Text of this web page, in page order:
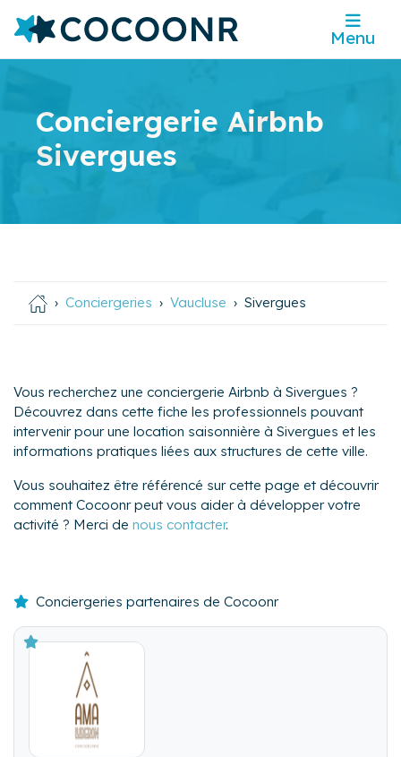
Menu
Conciergerie Airbnb
Sivergues
Conciergeries Vaucluse Sivergues
Vous recherchez une conciergerie Airbnb à Sivergues ?
Découvrez dans cette fiche les professionnels pouvant
intervenir pour une location saisonnière à Sivergues et les
informations pratiques liées aux structures de cette ville.
Vous souhaitez être référencé sur cette page et découvrir
comment Cocoonr peut vous aider à développer votre
activité ? Merci de nous contacter.
Conciergeries partenaires de Cocoonr